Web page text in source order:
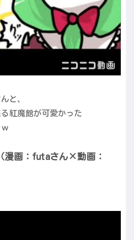
と、
紅魔館が可愛かった
漫画：futaさん×動画：